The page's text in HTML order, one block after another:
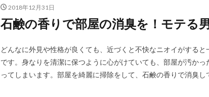
2018年12月31日
石鹸の香りで部屋の消臭を！モテる
どんなに外見や性格が良くても、近づくと不快なニオイがする
です。身なりを清潔に保つように心がけていても、部屋が汚か
ってしまいます。部屋を綺麗に掃除をして、石鹸の香りで消臭